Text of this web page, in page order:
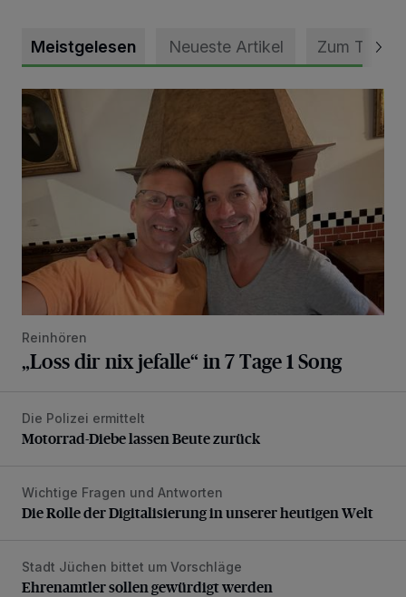
Meistgelesen Neueste Artikel Zum Thema
„Loss dir nix jefalle“ in 7 Tage 1 Song
Reinhören
„Loss dir nix jefalle“ in 7 Tage 1 Song
Motorrad-Diebe lassen Beute zurück
Die Polizei ermittelt
Motorrad-Diebe lassen Beute zurück
Die Rolle der Digitalisierung in unserer heutigen Welt
Wichtige Fragen und Antworten
Die Rolle der Digitalisierung in unserer heutigen Welt
Ehrenamtler sollen gewürdigt werden
Stadt Jüchen bittet um Vorschläge
Ehrenamtler sollen gewürdigt werden